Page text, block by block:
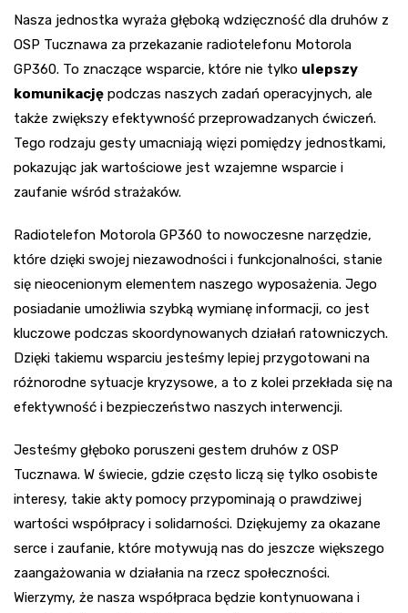
Nasza jednostka wyraża głęboką wdzięczność dla druhów z
OSP Tucznawa za przekazanie radiotelefonu Motorola
GP360. To znaczące wsparcie, które nie tylko ulepszy
komunikację podczas naszych zadań operacyjnych, ale
także zwiększy efektywność przeprowadzanych ćwiczeń.
Tego rodzaju gesty umacniają więzi pomiędzy jednostkami,
pokazując jak wartościowe jest wzajemne wsparcie i
zaufanie wśród strażaków.
Radiotelefon Motorola GP360 to nowoczesne narzędzie,
które dzięki swojej niezawodności i funkcjonalności, stanie
się nieocenionym elementem naszego wyposażenia. Jego
posiadanie umożliwia szybką wymianę informacji, co jest
kluczowe podczas skoordynowanych działań ratowniczych.
Dzięki takiemu wsparciu jesteśmy lepiej przygotowani na
różnorodne sytuacje kryzysowe, a to z kolei przekłada się na
efektywność i bezpieczeństwo naszych interwencji.
Jesteśmy głęboko poruszeni gestem druhów z OSP
Tucznawa. W świecie, gdzie często liczą się tylko osobiste
interesy, takie akty pomocy przypominają o prawdziwej
wartości współpracy i solidarności. Dziękujemy za okazane
serce i zaufanie, które motywują nas do jeszcze większego
zaangażowania w działania na rzecz społeczności.
Wierzymy, że nasza współpraca będzie kontynuowana i